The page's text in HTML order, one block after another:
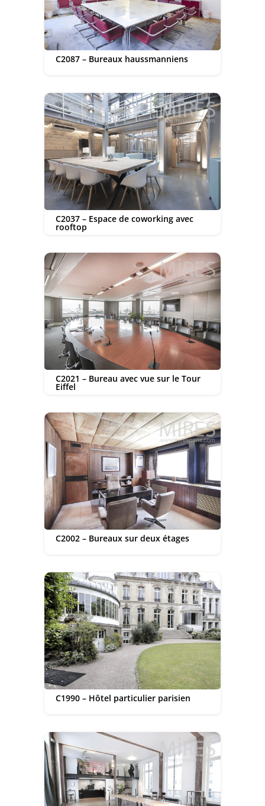
C2087 – Bureaux haussmanniens
C2037 – Espace de coworking avec
rooftop
C2021 – Bureau avec vue sur le Tour
Eiffel
C2002 – Bureaux sur deux étages
C1990 – Hôtel particulier parisien